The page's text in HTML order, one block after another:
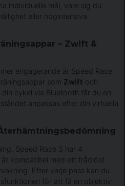
individuella mål, vare sig du
eller högintensiva
– Zwift &
engagerande är Speed Race
som Zwift och
din cykel via Bluetooth får du en
anpassas efter din virtuella
Speed Race S har 4
kompatibel med ett trådlöst
Efter varje pass kan du
för att få en objektiv